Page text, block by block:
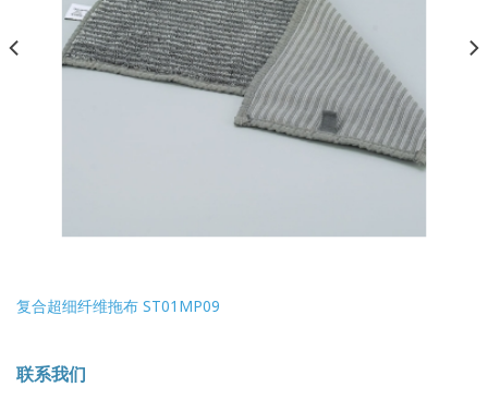
复合超细纤维拖布 ST01MP09
联系我们